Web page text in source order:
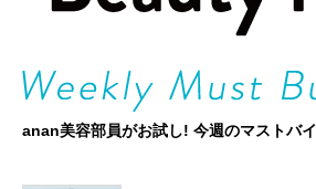
anan美容部員がお試し! 今週のマストバイ